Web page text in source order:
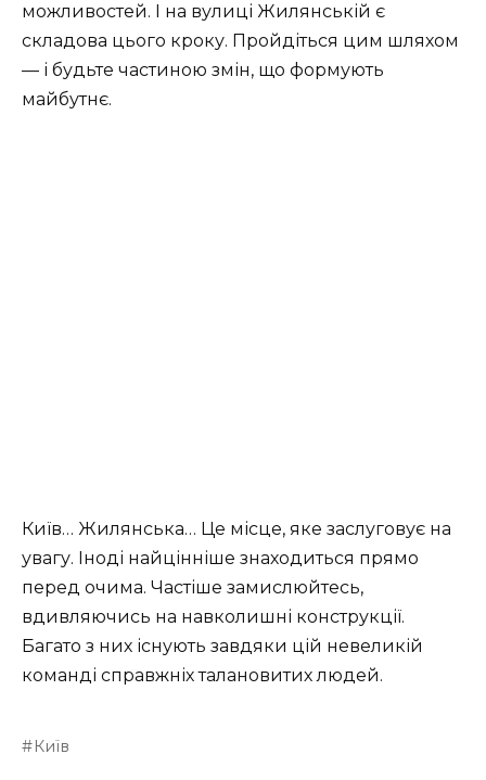
можливостей. І на вулиці Жилянській є
складова цього кроку. Пройдіться цим шляхом
— і будьте частиною змін, що формують
майбутнє.
Київ… Жилянська… Це місце, яке заслуговує на
увагу. Іноді найцінніше знаходиться прямо
перед очима. Частіше замислюйтесь,
вдивляючись на навколишні конструкції.
Багато з них існують завдяки цій невеликій
команді справжніх талановитих людей.
Київ